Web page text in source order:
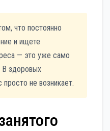
что постоянно
и ищете
— это уже само
В здоровых
не возникает.